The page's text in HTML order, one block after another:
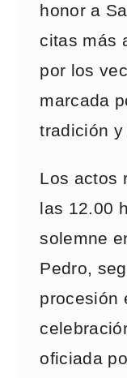
honor a
citas más
por los
marcada
tradición
Los actos
las 12.00
solemne
Pedro,
procesión
oficiada